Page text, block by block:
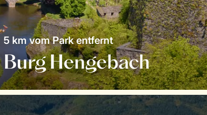
Burg Hengebach
5 km vom Park entfernt